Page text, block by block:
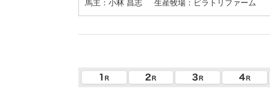
馬主：小林 昌志
生産牧場：ビラトリファーム